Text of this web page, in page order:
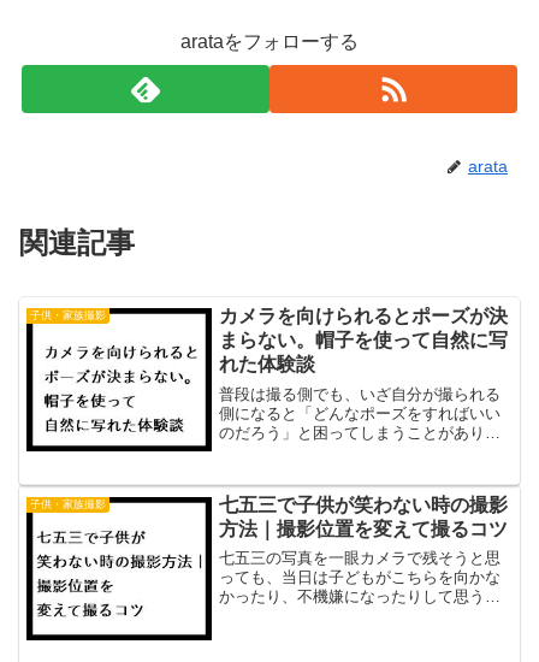
arataをフォローする
arata
関連記事
子供・家族撮影
カメラを向けられるとポーズが決
まらない。帽子を使って自然に写
れた体験談
普段は撮る側でも、いざ自分が撮られる
側になると「どんなポーズをすればいい
のだろう」と困ってしまうことがありま
を向けられた瞬間、何をしていいのか分
からず、結局いつものピー...
子供・家族撮影
七五三で子供が笑わない時の撮影
方法｜撮影位置を変えて撮るコツ
七五三の写真を一眼カメラで残そうと思
っても、当日は子どもがこちらを向かな
かったり、不機嫌になったりして思うよ